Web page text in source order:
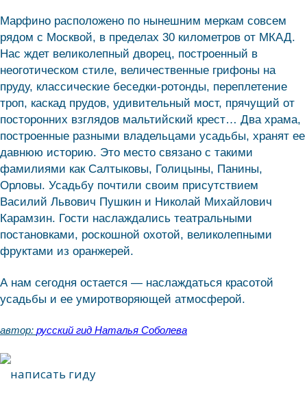
Марфино расположено по нынешним меркам совсем
рядом с Москвой, в пределах 30 километров от МКАД.
Нас ждет великолепный дворец, построенный в
неоготическом стиле, величественные грифоны на
пруду, классические беседки-ротонды, переплетение
троп, каскад прудов, удивительный мост, прячущий от
посторонних взглядов мальтийский крест… Два храма,
построенные разными владельцами усадьбы, хранят ее
давнюю историю. Это место связано с такими
фамилиями как Салтыковы, Голицыны, Панины,
Орловы. Усадьбу почтили своим присутствием
Василий Львович Пушкин и Николай Михайлович
Карамзин. Гости наслаждались театральными
постановками, роскошной охотой, великолепными
фруктами из оранжерей.
А нам сегодня остается — наслаждаться красотой
усадьбы и ее умиротворяющей атмосферой.
автор: русский гид Наталья Соболева
написать гиду